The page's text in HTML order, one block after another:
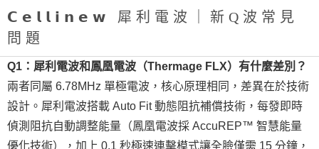
𝗖𝗲𝗹𝗹𝗶𝗻𝗲𝘄 犀利電波｜新Q波常見
問題
Q1：犀利電波和鳳凰電波（Thermage FLX）有什麼差別？
兩者同屬 6.78MHz 單極電波，核心原理相同，差異在於技術
設計。犀利電波搭載 Auto Fit 動態阻抗補償技術，每發即時
偵測阻抗自動調整能量（鳳凰電波採 AccuREP™ 智慧能量
優化技術），加上 0.1 秒極速連擊模式讓全臉僅需 15 分鐘，